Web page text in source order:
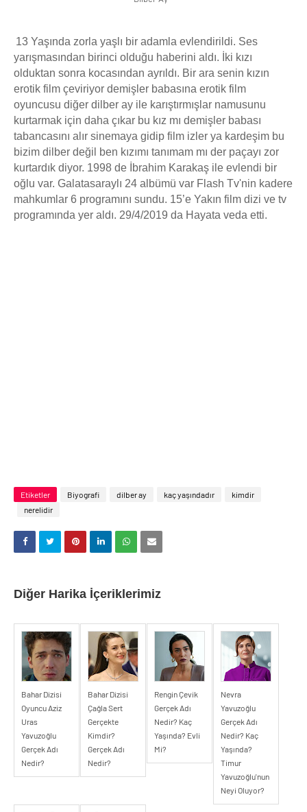
13 Yaşında zorla yaşlı bir adamla evlendirildi. Ses
yarışmasından birinci olduğu haberini aldı. İki kızı
olduktan sonra kocasından ayrıldı. Bir ara senin kızın
erotik film çeviriyor demişler babasına erotik film
oyuncusu diğer dilber ay ile karıştırmışlar namusunu
kurtarmak için daha çıkar bu kız mı demişler babası
tabancasını alır sinemaya gidip film izler ya kardeşim bu
bizim dilber değil ben kızımı tanımam mı der paçayı zor
kurtardık diyor. 1998 de İbrahim Karakaş ile evlendi bir
oğlu var. Galatasaraylı 24 albümü var Flash Tv'nin kadere
mahkumlar 6 programını sundu. 15’e Yakın film dizi ve tv
programında yer aldı. 29/4/2019 da Hayata veda etti.
Etiketler Biyografi dilber ay kaç yaşındadır
kimdir
nerelidir
Diğer Harika İçeriklerimiz
Bahar Dizisi
Oyuncu Aziz
Uras
Yavuzoğlu
Gerçek Adı
Nedir?
Bahar Dizisi
Çağla Sert
Gerçekte
Kimdir?
Gerçek Adı
Nedir?
Rengin Çevik
Gerçek Adı
Nedir? Kaç
Yaşında? Evli
Mi?
Nevra
Yavuzoğlu
Gerçek Adı
Nedir? Kaç
Yaşında?
Timur
Yavuzoğlu'nun
Neyi Oluyor?